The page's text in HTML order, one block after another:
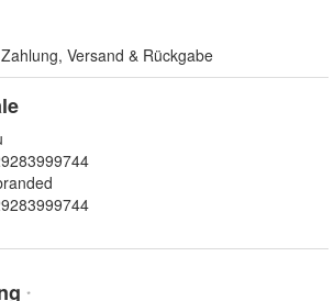
Zahlung, Versand & Rückgabe
*